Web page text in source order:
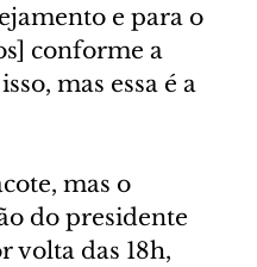
e para o
conforme a
mas essa é a
mas o
do presidente
volta das 18h,